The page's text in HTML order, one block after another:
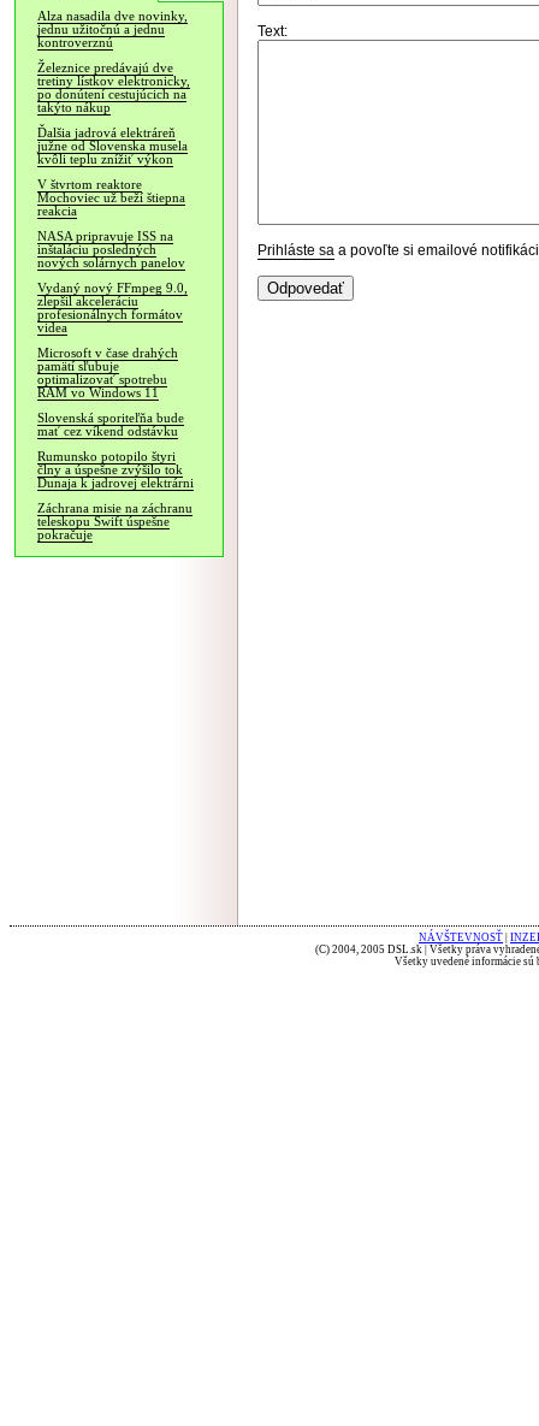
Alza nasadila dve novinky,
jednu užitočnú a jednu
kontroverznú
Železnice predávajú dve
tretiny lístkov elektronicky,
po donútení cestujúcich na
takýto nákup
Ďalšia jadrová elektráreň
južne od Slovenska musela
kvôli teplu znížiť výkon
V štvrtom reaktore
Mochoviec už beží štiepna
reakcia
NASA pripravuje ISS na
inštaláciu posledných
nových solárnych panelov
Vydaný nový FFmpeg 9.0,
zlepšil akceleráciu
profesionálnych formátov
videa
Microsoft v čase drahých
pamätí sľubuje
optimalizovať spotrebu
RAM vo Windows 11
Slovenská sporiteľňa bude
mať cez víkend odstávku
Rumunsko potopilo štyri
člny a úspešne zvýšilo tok
Dunaja k jadrovej elektrárni
Záchrana misie na záchranu
teleskopu Swift úspešne
pokračuje
Text:
Prihláste sa a povoľte si emailové
NÁVŠTEVNOSŤ
(C) 2004, 2005 DSL.sk | Všetky práva
Všetky uvedené informácie sú